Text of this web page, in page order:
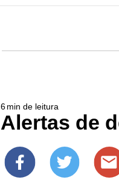
6min de leitura
Alertas de